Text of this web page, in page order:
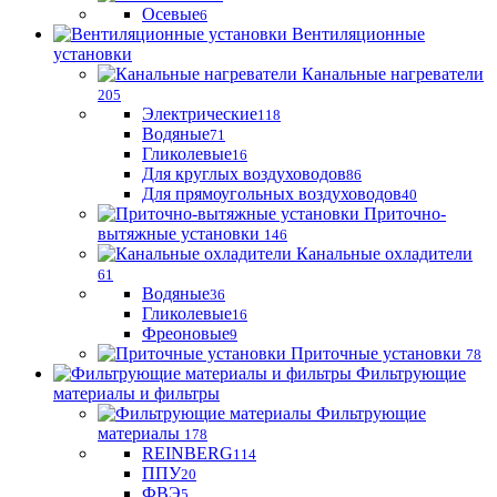
Осевые6
Вентиляционные
установки
Канальные нагреватели
205
Электрические118
Водяные71
Гликолевые16
Для круглых воздуховодов86
Для прямоугольных воздуховодов40
Приточно-
вытяжные установки 146
Канальные охладители
61
Водяные36
Гликолевые16
Фреоновые9
Приточные установки 78
Фильтрующие
материалы и фильтры
Фильтрующие
материaлы 178
REINBERG114
ППУ20
ФВЭ